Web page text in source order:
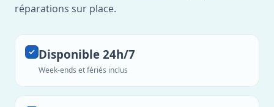
réparations sur place.
Disponible 24h/7
Week-ends et fériés inclus